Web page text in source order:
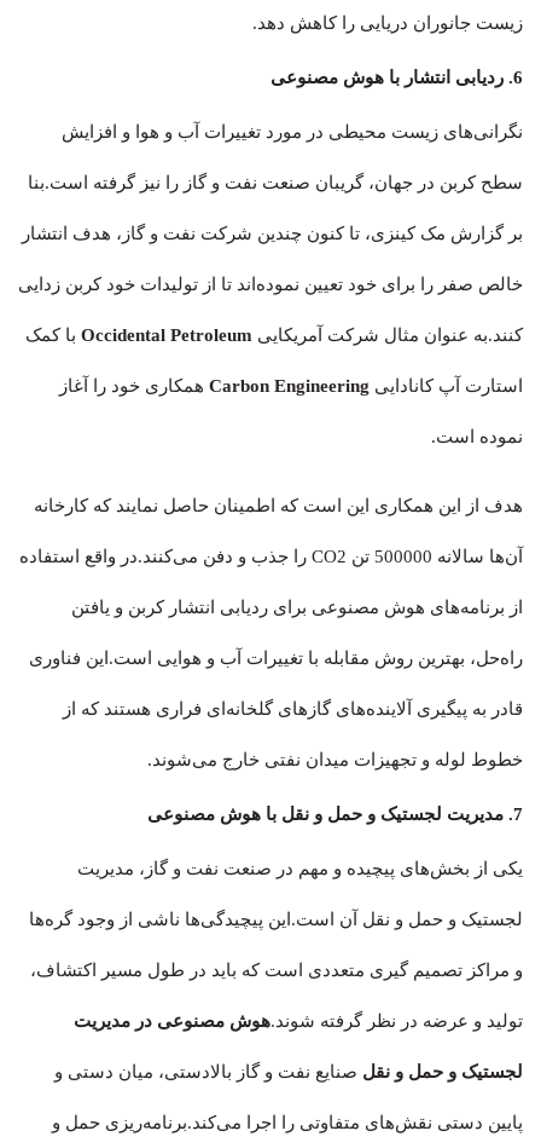
زیست جانوران دریایی را کاهش دهد.
6. ردیابی انتشار با هوش مصنوعی
نگرانی‌های زیست محیطی در مورد تغییرات آب و هوا و افزایش
سطح کربن در جهان، گریبان صنعت نفت و گاز را نیز گرفته است.بنا
بر گزارش مک کینزی، تا کنون چندین شرکت نفت و گاز، هدف انتشار
خالص صفر را برای خود تعیین نموده‌اند تا از تولیدات خود کربن زدایی
کنند.به عنوان مثال شرکت آمریکایی Occidental Petroleum با کمک
استارت آپ کانادایی Carbon Engineering همکاری خود را آغاز
نموده است.
هدف از این همکاری این است که اطمینان حاصل نمایند که کارخانه
آن‌ها سالانه 500000 تن CO2 را جذب و دفن می‌کنند.در واقع استفاده
از برنامه‌های هوش مصنوعی برای ردیابی انتشار کربن و یافتن
راه‌حل، بهترین روش مقابله با تغییرات آب و هوایی است.این فناوری
قادر به پیگیری آلاینده‌های گازهای گلخانه‌ای فراری هستند که از
خطوط لوله و تجهیزات میدان نفتی خارج می‌شوند.
7. مدیریت لجستیک و حمل و نقل با هوش مصنوعی
یکی از بخش‌های پیچیده و مهم در صنعت نفت و گاز، مدیریت
لجستیک و حمل و نقل آن است.این پیچیدگی‌ها ناشی از وجود گره‌ها
و مراکز تصمیم گیری متعددی است که باید در طول مسیر اکتشاف،
تولید و عرضه در نظر گرفته شوند.هوش مصنوعی در مدیریت
لجستیک و حمل و نقل صنایع نفت و گاز بالادستی، میان دستی و
پایین دستی نقش‌های متفاوتی را اجرا می‌کند.برنامه‌ریزی حمل و